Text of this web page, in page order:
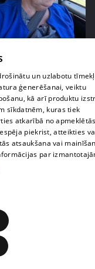
Kolosova
un uzlabotu
ģenerēšanai, veiktu
kā arī produktu
sīkdatnēm, kuras tiek
atkarībā no
piekrist, atteikties
atsaukšana vai
par